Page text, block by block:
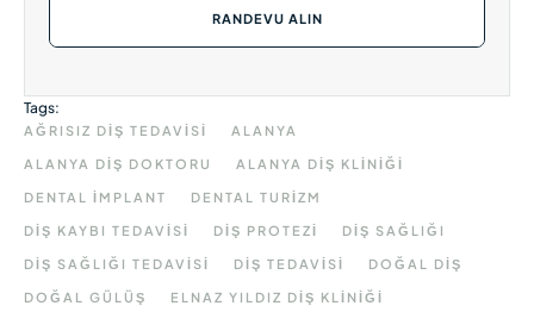
RANDEVU ALIN
Tags:
AĞRISIZ DIŞ TEDAVISI ALANYA
ALANYA DIŞ DOKTORU ALANYA DIŞ KLINIĞI
DENTAL IMPLANT DENTAL TURIZM
DIŞ KAYBI TEDAVISI DIŞ PROTEZI DIŞ SAĞLIĞI
DIŞ SAĞLIĞI TEDAVISI DIŞ TEDAVISI DOĞAL DIŞ
DOĞAL GÜLÜŞ ELNAZ YILDIZ DIŞ KLINIĞI